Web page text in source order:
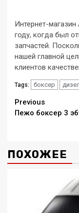
Интернет-
году, когда был
запчастей.
нашей главной
клиентов
Tags: боксер
Continue
Reading
Previous
Пежо боксер 3
ПОХОЖЕЕ